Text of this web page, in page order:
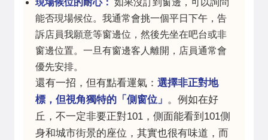
現場候位的耐心： 如果沒訂到窗邊，可以詢問
能否現場候位。我通常會挑一個平日下午，告
訴店員我願意等窗邊位，然後先坐在吧台或非
窗邊位置。一旦有窗邊客人離開，店員通常會
優先安排。
還有一招，但有點看運氣： 選擇非正對地
標，但視角獨特的「側窗位」 。例如在好
丘，不一定非要正對101，側面能看到101側
身和城市街景的座位，其實也很有味道，而